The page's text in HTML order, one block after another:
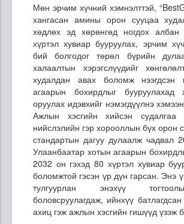
Мөн эрчим хүчний хэмнэлттэй,
хангасан амины орон сууцаа
хөдлөх эд хөрөнгөд ногдох албан
хүртэл хувиар бууруулах, эрчим
бий болгодог төрөл бүрийн
халаалтын хэрэгслүүдийг
худалдан авах боломж нээгдсэн
агаарын бохирдлыг бууруулахад
оруулах идэвхийг нэмэгдүүлнэ
Ажлын хэсгийн хийсэн судалгаа
нийслэлийн гэр хорооллын бүх орон
стандартын дагуу дулаалж чадвал
Улаанбаатар хотын агаарын
2032 он гэхэд 80 хүртэл хувиар
боломжтой гэсэн үр дүн гарсан. Энэ
тулгуурлан энэхүү
боловсруулагдаж, ийнхүү
ахиц гэж ажлын хэсгийн гишүүд үзэж